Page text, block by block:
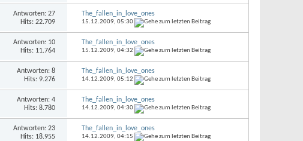
Antworten: 27
Hits: 22.709
The_fallen_in_love_ones
15.12.2009, 05:30
Antworten: 10
Hits: 11.764
The_fallen_in_love_ones
15.12.2009, 04:32
Antworten: 8
Hits: 9.276
The_fallen_in_love_ones
14.12.2009, 05:12
Antworten: 4
Hits: 8.780
The_fallen_in_love_ones
14.12.2009, 04:30
Antworten: 23
Hits: 18.955
The_fallen_in_love_ones
14.12.2009, 04:15